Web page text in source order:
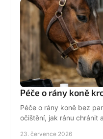
Péče o rány koně
Péče o rány koně bez
očištění, jak ránu chránit
23. července 2026